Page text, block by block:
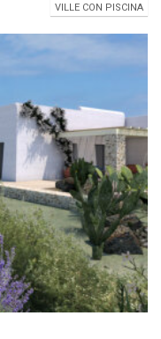
VILLE CON PISCINA